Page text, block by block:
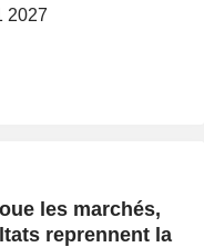
2027
les marchés,
reprennent la